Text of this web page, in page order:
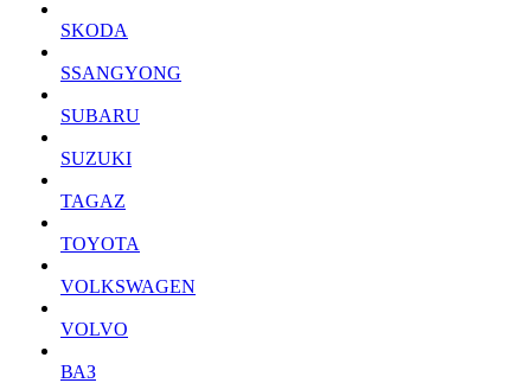
SKODA
SSANGYONG
SUBARU
SUZUKI
TAGAZ
TOYOTA
VOLKSWAGEN
VOLVO
ВАЗ